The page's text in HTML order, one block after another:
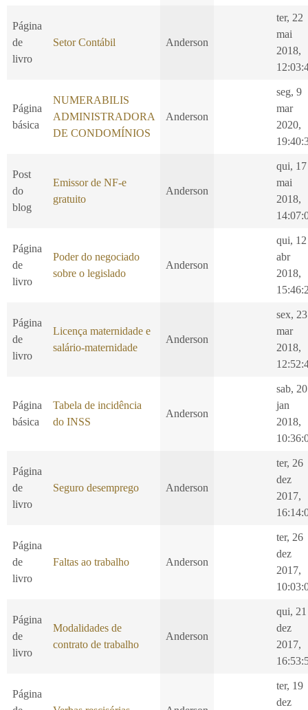
Página
de
livro
Setor Contábil Anderson
ter, 22
mai
2018,
Página
básica
NUMERABILIS
ADMINISTRADORA
DE CONDOMÍNIOS
Anderson
seg, 9
mar
2020,
Post
do
blog
Emissor de NF-e
gratuito
Anderson
qui, 17
mai
2018,
Página
de
livro
Poder do negociado
sobre o legislado
Anderson
qui, 12
abr
2018,
Página
de
livro
Licença maternidade e
salário-maternidade
Anderson
sex, 23
mar
2018,
Página
básica
Tabela de incidência
do INSS
Anderson
sab, 20
jan
2018,
Página
de
livro
Seguro desemprego Anderson
ter, 26
dez
2017,
Página
de
livro
Faltas ao trabalho Anderson
ter, 26
dez
2017,
Página
de
livro
Modalidades de
contrato de trabalho
Anderson
qui, 21
dez
2017,
Página
ter, 19
dez